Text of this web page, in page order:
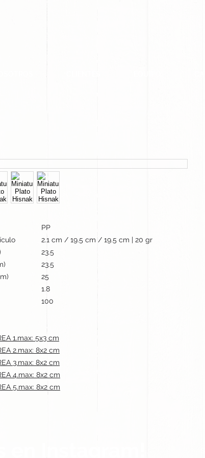
PP
2.1 cm / 19.5 cm / 19.5 cm | 20 gr
23.5
23.5
25
1.8
100
1.max: 5x3 cm
2.max: 8x2 cm
3.max: 8x2 cm
4.max: 8x2 cm
5.max: 8x2 cm